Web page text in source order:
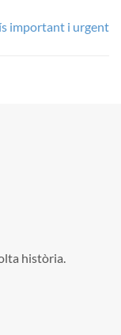
important i urgent
història.